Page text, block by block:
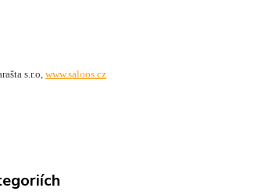
s.r.o, www.saloos.cz